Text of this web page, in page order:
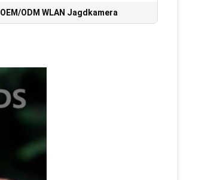
OEM/ODM WLAN Jagdkamera